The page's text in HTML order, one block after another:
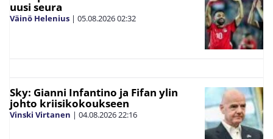
uusi seura
Väinö Helenius | 05.08.202602:32
Sky: Gianni Infantino ja Fifan ylin
johto kriisikokoukseen
Vinski Virtanen | 04.08.202622:16